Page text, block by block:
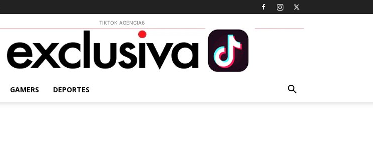
TIKTOK AGENCIA6
GAMERS DEPORTES